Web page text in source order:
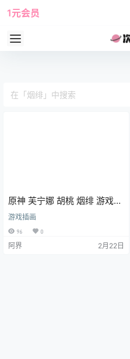
1元会员
原神 芙宁娜 胡桃 烟绯 游戏壁
纸 手机壁纸
游戏插画
96 0
阿界 2月22日